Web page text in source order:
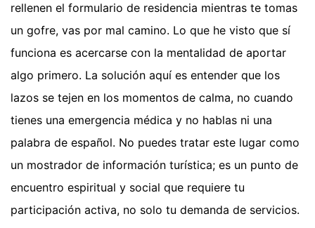
rellenen el formulario de residencia mientras te tomas
un gofre, vas por mal camino. Lo que he visto que sí
funciona es acercarse con la mentalidad de aportar
algo primero. La solución aquí es entender que los
lazos se tejen en los momentos de calma, no cuando
tienes una emergencia médica y no hablas ni una
palabra de español. No puedes tratar este lugar como
un mostrador de información turística; es un punto de
encuentro espiritual y social que requiere tu
participación activa, no solo tu demanda de servicios.